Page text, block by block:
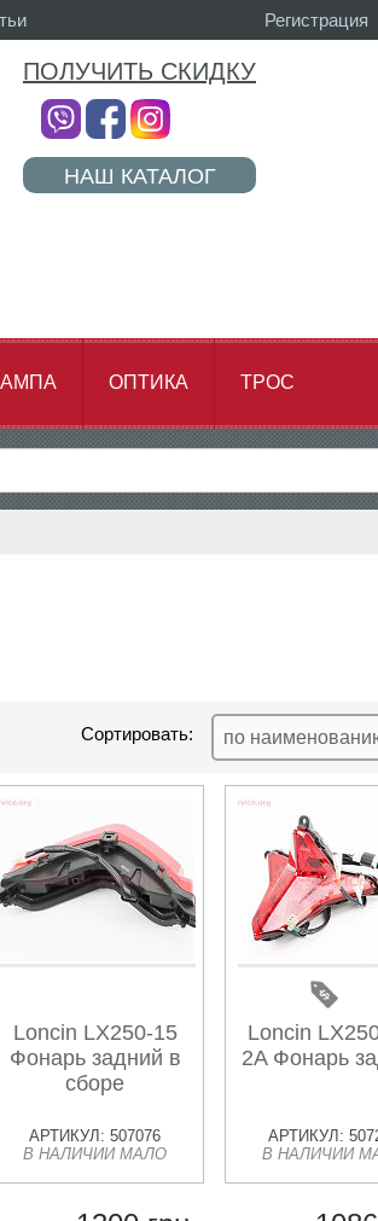
Регистрация
ПОЛУЧИТЬ СКИДКУ
НАШ КАТАЛОГ
ОПТИКА ТРОС
Сортировать:
Loncin LX250-15
Фонарь задний в
сборе
АРТИКУЛ: 507076
В НАЛИЧИИ МАЛО
Loncin
2A Фонарь
АРТИКУЛ:
В НАЛИЧИИ